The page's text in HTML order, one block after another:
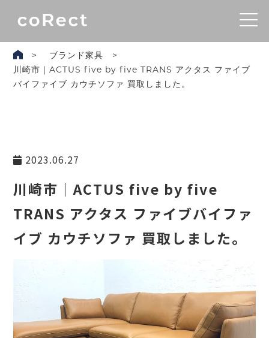
ブランド家具
川崎市｜ACTUS five by five TRANS アクタス ファイブ
バイファイブ カウチソファ 買取しました。
2023.06.27
川崎市｜ACTUS five by five
TRANS アクタス ファイブバイファ
イブ カウチソファ 買取しました。